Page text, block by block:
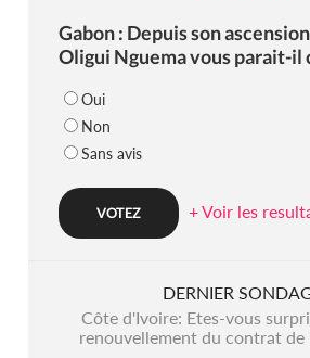
Gabon : Depuis son
Oligui Nguema vous parait-il
Oui
Non
Sans avis
+ Voir les
DERNIER
Côte d'Ivoire: Etes-vous
renouvellement du contrat de